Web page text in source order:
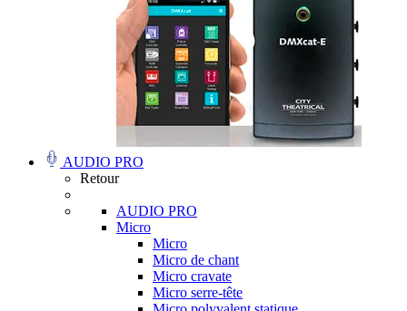
AUDIO PRO
Retour
AUDIO PRO
Micro
Micro
Micro de chant
Micro cravate
Micro serre-tête